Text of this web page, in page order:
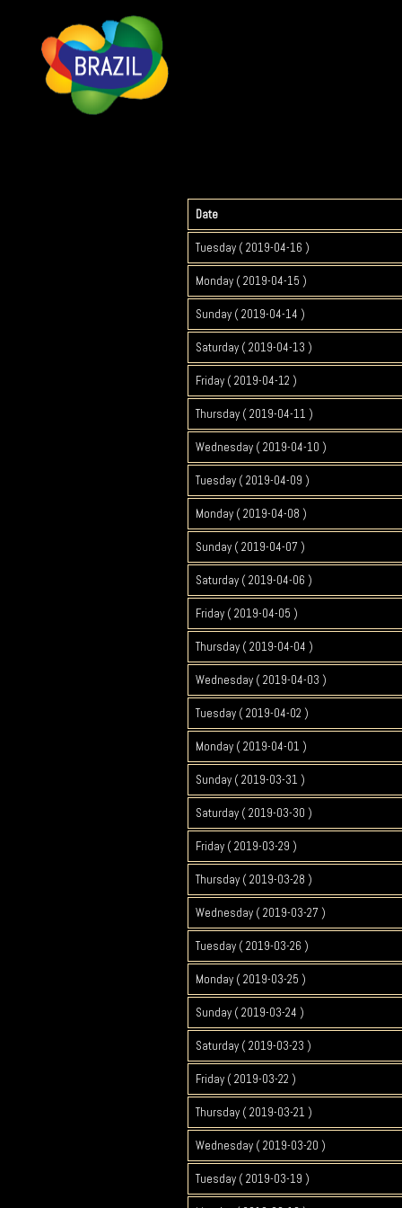
Date
Tuesday ( 2019-04-16 )
Monday ( 2019-04-15 )
Sunday ( 2019-04-14 )
Saturday ( 2019-04-13 )
Friday ( 2019-04-12 )
Thursday ( 2019-04-11 )
Wednesday ( 2019-04-10 )
Tuesday ( 2019-04-09 )
Monday ( 2019-04-08 )
Sunday ( 2019-04-07 )
Saturday ( 2019-04-06 )
Friday ( 2019-04-05 )
Thursday ( 2019-04-04 )
Wednesday ( 2019-04-03 )
Tuesday ( 2019-04-02 )
Monday ( 2019-04-01 )
Sunday ( 2019-03-31 )
Saturday ( 2019-03-30 )
Friday ( 2019-03-29 )
Thursday ( 2019-03-28 )
Wednesday ( 2019-03-27 )
Tuesday ( 2019-03-26 )
Monday ( 2019-03-25 )
Sunday ( 2019-03-24 )
Saturday ( 2019-03-23 )
Friday ( 2019-03-22 )
Thursday ( 2019-03-21 )
Wednesday ( 2019-03-20 )
Tuesday ( 2019-03-19 )